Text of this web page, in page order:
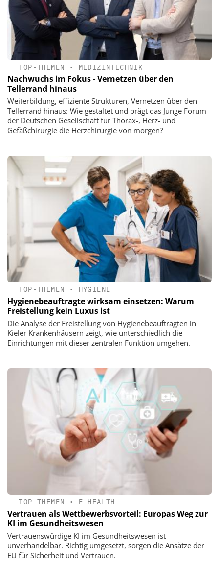
TOP-THEMEN • MEDIZINTECHNIK
Nachwuchs im Fokus - Vernetzen über den
Tellerrand hinaus
Weiterbildung, effiziente Strukturen, Vernetzen über den
Tellerrand hinaus: Wie gestaltet und prägt das Junge Forum
der Deutschen Gesellschaft für Thorax-, Herz- und
Gefäßchirurgie die Herzchirurgie von morgen?
TOP-THEMEN • HYGIENE
Hygienebeauftragte wirksam einsetzen: Warum
Freistellung kein Luxus ist
Die Analyse der Freistellung von Hygienebeauftragten in
Kieler Krankenhäusern zeigt, wie unterschiedlich die
Einrichtungen mit dieser zentralen Funktion umgehen.
TOP-THEMEN • E-HEALTH
Vertrauen als Wettbewerbsvorteil: Europas Weg zur
KI im Gesundheitswesen
Vertrauenswürdige KI im Gesundheitswesen ist
unverhandelbar. Richtig umgesetzt, sorgen die Ansätze der
EU für Sicherheit und Vertrauen.